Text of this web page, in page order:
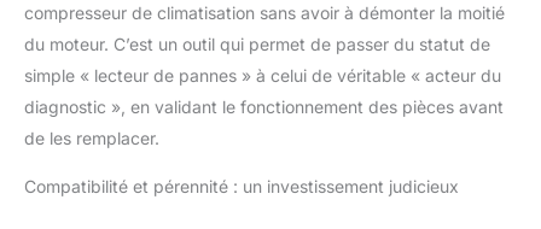
sans effet】Gardez cet
outil de diagnostic
automobile à jour avec
logiciels, gratuitement
beaucoup plus élevée
compresseur de climatisation sans avoir à démonter la moitié
du moteur. C’est un outil qui permet de passer du statut de
simple « lecteur de pannes » à celui de véritable « acteur du
diagnostic », en validant le fonctionnement des pièces avant
de les remplacer.
Compatibilité et pérennité : un investissement judicieux